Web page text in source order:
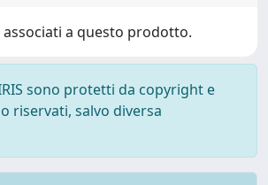
a questo prodotto.
sono protetti da copyright e
riservati, salvo diversa